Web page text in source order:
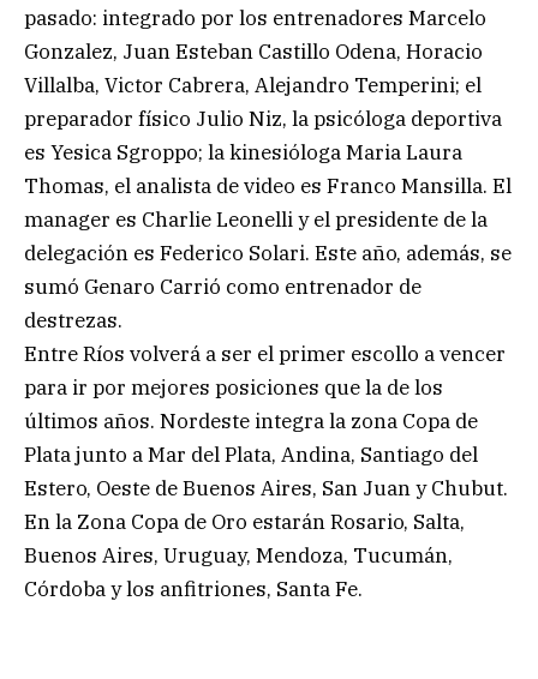
pasado: integrado por los entrenadores Marcelo
Gonzalez, Juan Esteban Castillo Odena, Horacio
Villalba, Victor Cabrera, Alejandro Temperini; el
preparador físico Julio Niz, la psicóloga deportiva
es Yesica Sgroppo; la kinesióloga Maria Laura
Thomas, el analista de video es Franco Mansilla. El
manager es Charlie Leonelli y el presidente de la
delegación es Federico Solari. Este año, además, se
sumó Genaro Carrió como entrenador de
destrezas.
Entre Ríos volverá a ser el primer escollo a vencer
para ir por mejores posiciones que la de los
últimos años. Nordeste integra la zona Copa de
Plata junto a Mar del Plata, Andina, Santiago del
Estero, Oeste de Buenos Aires, San Juan y Chubut.
En la Zona Copa de Oro estarán Rosario, Salta,
Buenos Aires, Uruguay, Mendoza, Tucumán,
Córdoba y los anfitriones, Santa Fe.